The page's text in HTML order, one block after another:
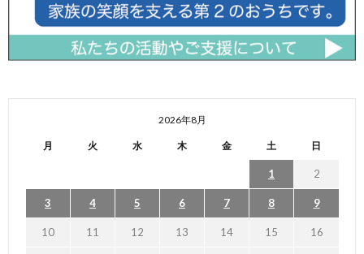
2026年8月
月 火 水 木 金 土 日
1 2
3 4 5 6 7 8 9
10 11 12 13 14 15 16